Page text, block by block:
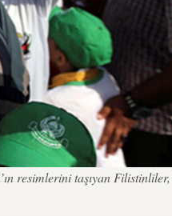
resimlerini taşıyan